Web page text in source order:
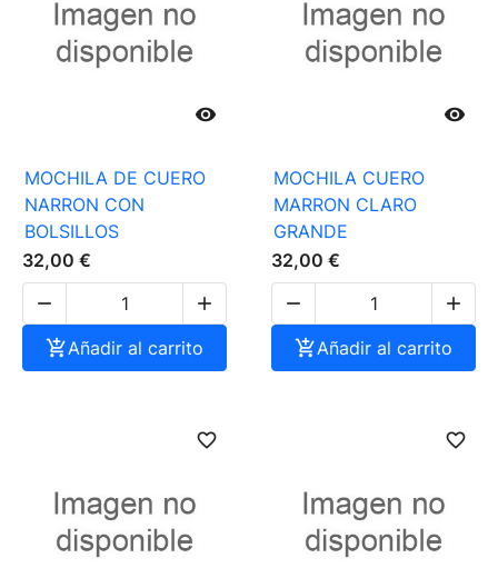

MOCHILA DE CUERO
NARRON CON
BOLSILLOS
32,00 €


Añadir al carrito

MOCHILA CUERO
MARRON CLARO
GRANDE
32,00 €


Añadir al carrito
favorite_border favorite_border